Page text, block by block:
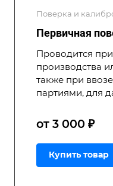
Поверка и
Первичная
Проводится
производства
также при
партиями, для
от 3 000 ₽
Купить товар